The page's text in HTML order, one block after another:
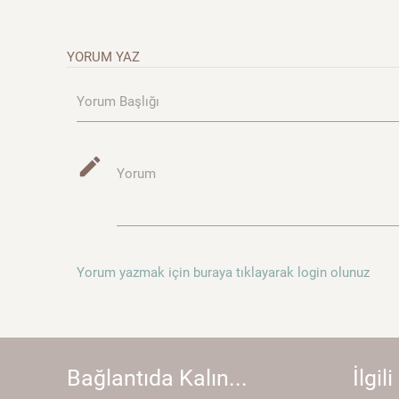
YORUM YAZ
Yorum Başlığı
mode_edit Yorum
Yorum yazmak için buraya tıklayarak login olunuz
Bağlantıda Kalın... İlgili